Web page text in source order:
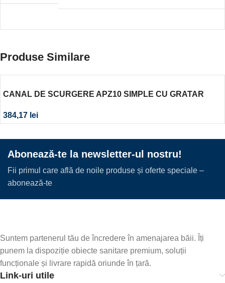
Produse Similare
CANAL DE SCURGERE APZ10 SIMPLE CU GRATAR
384,17 lei
Abonează-te la newsletter-ul nostru!
Fii primul care află de noile produse și oferte speciale –
abonează-te
Suntem partenerul tău de încredere în amenajarea băii. Îți
punem la dispoziție obiecte sanitare premium, soluții
funcționale și livrare rapidă oriunde în țară.
Link-uri utile